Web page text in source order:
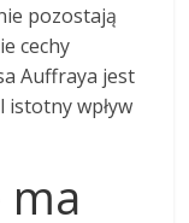
pozostają
cechy
Auffraya jest
istotny wpływ
ma